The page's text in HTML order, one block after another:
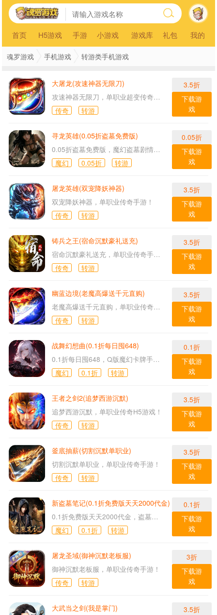
首页 H5游戏 手游 小游戏 游戏库 礼包 我的
魂罗游戏 手机游戏 转游类手机游戏
大屠龙(攻速神器无限刀)
攻速神器无限刀，单职业超变传奇手游！
传奇
转游
3.5折
下载游
戏
寻龙英雄(0.05折盗墓免费版)
0.05折盗墓免费版，魔幻盗墓剧情手游！
魔幻
0.05折 转游
0.05折
下载游
戏
屠龙英雄(双宠降妖神器)
双宠降妖神器，单职业传奇手游！
传奇
转游
3.5折
下载游
戏
铸兵之王(宿命沉默豪礼送充)
宿命沉默豪礼送充，单职业传奇手游！
传奇
转游
3.5折
下载游
戏
幽蓝边境(老魔高爆送千元直购)
老魔高爆送千元直购，单职业传奇手游！
传奇
转游
3.5折
下载游
戏
战舞幻想曲(0.1折每日囤648)
0.1折每日囤648，Q版魔幻卡牌手游！
魔幻
0.1折 转游
0.1折
下载游
戏
王者之剑2(追梦西游沉默)
追梦西游沉默，单职业传奇H5游戏！
传奇
转游
3.5折
下载游
戏
釜底抽薪(切割沉默单职业)
切割沉默单职业，单职业传奇手游！
传奇
转游
3.5折
下载游
戏
新盗墓笔记(0.1折免费版天天2000代金)
0.1折免费版天天2000代金，盗墓手游！
魔幻
0.1折 转游
0.1折
下载游
戏
屠龙圣域(御神沉默老板服)
御神沉默老板服，单职业传奇手游！
传奇
转游
3折
下载游
戏
大武当之剑(我是掌门)
3.5折